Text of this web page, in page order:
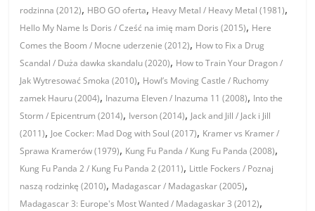
rodzinna (2012), HBO GO oferta, Heavy Metal / Heavy Metal (1981),
Hello My Name Is Doris / Cześć na imię mam Doris (2015), Here
Comes the Boom / Mocne uderzenie (2012), How to Fix a Drug
Scandal / Duża dawka skandalu (2020), How to Train Your Dragon /
Jak Wytresować Smoka (2010), Howl’s Moving Castle / Ruchomy
zamek Hauru (2004), Inazuma Eleven / Inazuma 11 (2008), Into the
Storm / Epicentrum (2014), Iverson (2014), Jack and Jill / Jack i Jill
(2011), Joe Cocker: Mad Dog with Soul (2017), Kramer vs Kramer /
Sprawa Kramerów (1979), Kung Fu Panda / Kung Fu Panda (2008),
Kung Fu Panda 2 / Kung Fu Panda 2 (2011), Little Fockers / Poznaj
naszą rodzinkę (2010), Madagascar / Madagaskar (2005),
Madagascar 3: Europe's Most Wanted / Madagaskar 3 (2012),